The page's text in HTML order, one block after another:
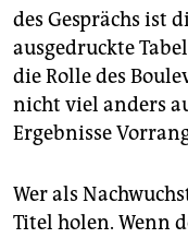
des Gesprächs ist
ausgedruckte
die Rolle des
nicht viel anders
Ergebnisse
Wer als
Titel holen. Wenn